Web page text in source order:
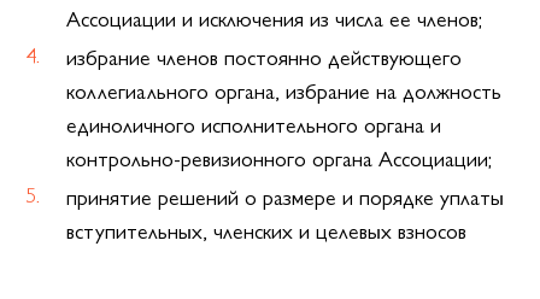
Ассоциации и исключения из числа ее членов;
избрание членов постоянно действующего
коллегиального органа, избрание на должность
единоличного исполнительного органа и
контрольно-ревизионного органа Ассоциации;
принятие решений о размере и порядке уплаты
вступительных, членских и целевых взносов